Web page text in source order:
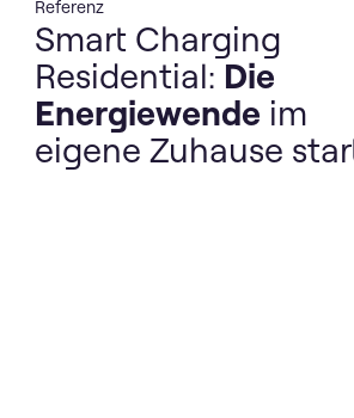
Referenz
Smart Charging
Residential: Die
Energiewende im
eigene Zuhause